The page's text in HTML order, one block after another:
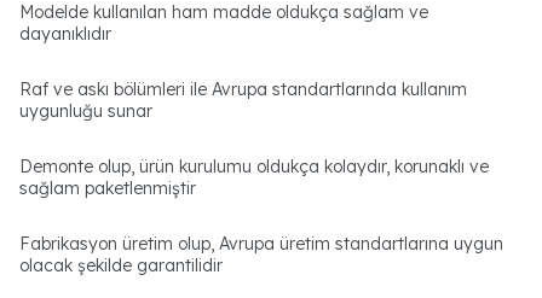
Modelde kullanılan ham madde oldukça sağlam ve
dayanıklıdır
Raf ve askı bölümleri ile Avrupa standartlarında kullanım
uygunluğu sunar
Demonte olup, ürün kurulumu oldukça kolaydır, korunaklı ve
sağlam paketlenmiştir
Fabrikasyon üretim olup, Avrupa üretim standartlarına uygun
olacak şekilde garantilidir